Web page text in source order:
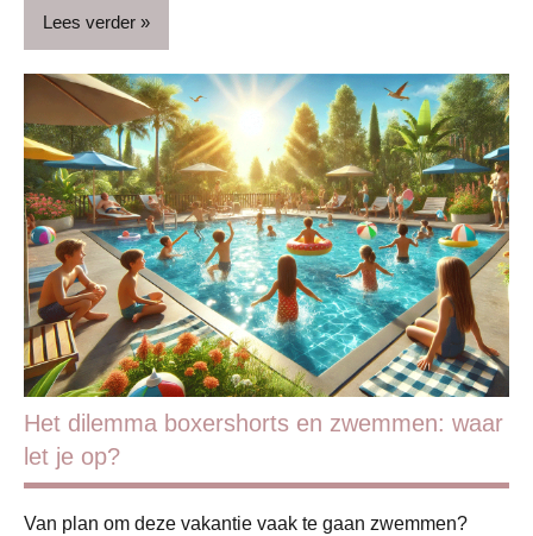
Vaderdag
Lees verder
ADV
Blog
Ontspanning
Op
stap
Reizen
Sport
Het dilemma boxershorts en zwemmen: waar
let je op?
Van plan om deze vakantie vaak te gaan zwemmen?